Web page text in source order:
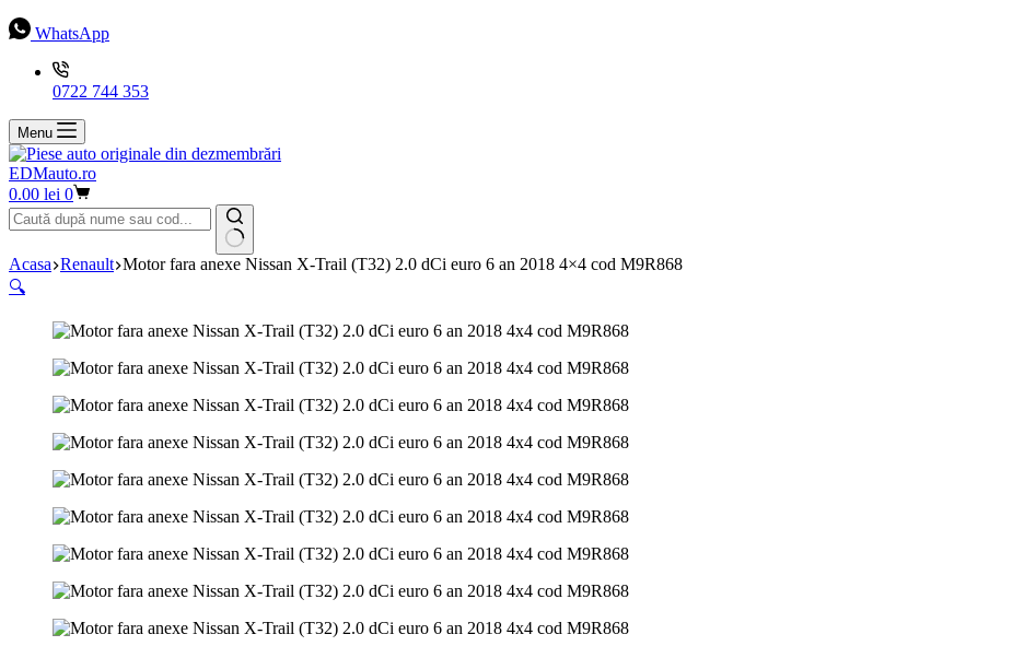
WhatsApp
0722 744 353
Menu
EDMauto.ro
Coș
de
cumpărături
0.00 lei 0
Niciun
rezultat
Acasa Renault Motor fara anexe Nissan X-Trail (T32) 2.0 dCi euro 6 an 2018 4×4 cod M9R868
🔍